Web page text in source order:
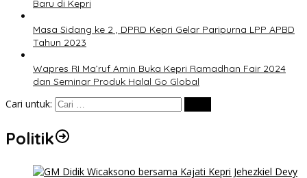
Baru di Kepri
Masa Sidang ke 2 , DPRD Kepri Gelar Paripurna LPP APBD
Tahun 2023
Wapres RI Ma’ruf Amin Buka Kepri Ramadhan Fair 2024
dan Seminar Produk Halal Go Global
Cari untuk:
Politik